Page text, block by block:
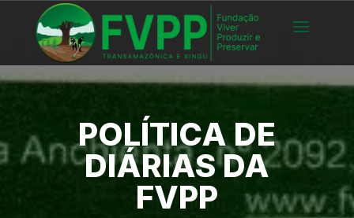
POLÍTICA DE
DIÁRIAS DA
FVPP